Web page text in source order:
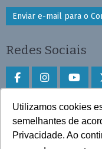
Utilizamos cookies
semelhantes de
Privacidade. Ao
Enviar e-mail para o
Redes Sociais
Faça download do
Play Store e App